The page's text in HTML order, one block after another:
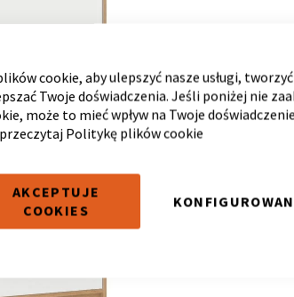
cookie, aby ulepszyć nasze usługi,
Twoje doświadczenia. Jeśli poniżej nie
może to mieć wpływ na Twoje
Politykę plików cookie
AKCEPTUJE
COOKIES